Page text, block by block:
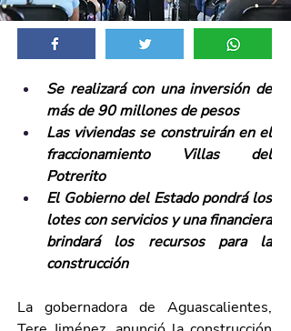
Se realizará con una inversión de
más de 90 millones de pesos
Las viviendas se construirán en el
fraccionamiento Villas del
Potrerito
El Gobierno del Estado pondrá los
lotes con servicios y una financiera
brindará los recursos para la
construcción
La gobernadora de Aguascalientes,